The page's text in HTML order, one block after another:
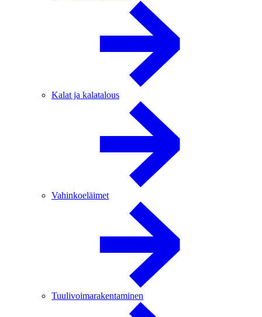
Kalat ja kalatalous
Vahinkoeläimet
Tuulivoimarakentaminen